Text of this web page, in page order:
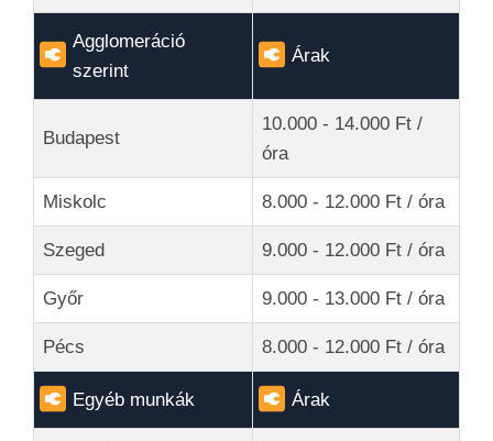
Agglomeráció
szerint
Árak
Budapest
10.000 - 14.000 Ft /
óra
Miskolc 8.000 - 12.000 Ft / óra
Szeged 9.000 - 12.000 Ft / óra
Győr 9.000 - 13.000 Ft / óra
Pécs 8.000 - 12.000 Ft / óra
Egyéb munkák Árak